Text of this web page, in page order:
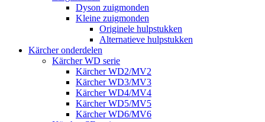
Dyson zuigmonden
Kleine zuigmonden
Originele hulpstukken
Alternatieve hulpstukken
Kärcher onderdelen
Kärcher WD serie
Kärcher WD2/MV2
Kärcher WD3/MV3
Kärcher WD4/MV4
Kärcher WD5/MV5
Kärcher WD6/MV6